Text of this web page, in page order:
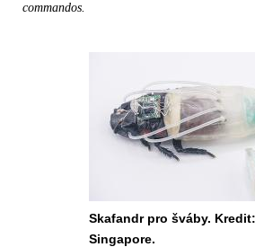
commandos.
Skafandr pro šváby.
Singapore.